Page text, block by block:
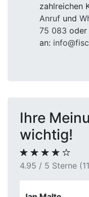
zahlreichen
Anruf und
75 083 oder
an:
Ihre
wichtig!
4.95 / 5 Sterne